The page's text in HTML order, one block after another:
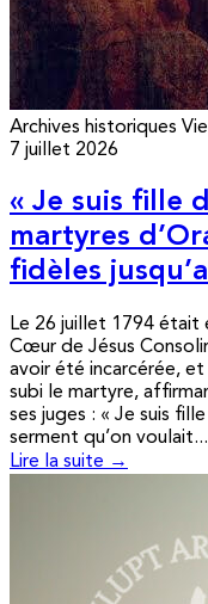
Archives historiques
7 juillet 2026
« Je suis fille
martyres
fidèles
Le 26 juillet 1794 était
Cœur de Jésus
avoir été incarcérée,
subi le martyre,
ses juges : « Je suis
serment qu’on voulait...
Lire la suite →